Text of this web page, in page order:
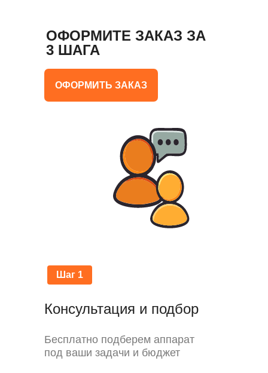
ОФОРМИТЕ ЗАКАЗ ЗА
3 ШАГА
Шаг 1
Бесплатно подберем аппарат
под ваши задачи и бюджет
Консультация и подбор
ОФОРМИТЬ ЗАКАЗ